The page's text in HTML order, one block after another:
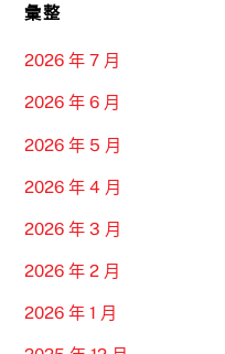
彙整
2026 年 7 月
2026 年 6 月
2026 年 5 月
2026 年 4 月
2026 年 3 月
2026 年 2 月
2026 年 1 月